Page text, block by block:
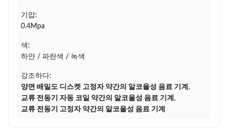
기압:
0.4Mpa
색:
하얀 / 파란색 / 녹색
강조하다:
양면 배밀도 디스켓 고정자 약간의 알코올성 음료 기계 ,
교류 전동기 자동 코일 약간의 알코올성 음료 기계 ,
교류 전동기 고정자 약간의 알코올성 음료 기계